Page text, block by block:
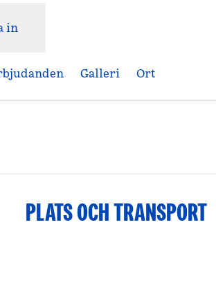
in
Galleri Ort
PLATS OCH TRANSPORT